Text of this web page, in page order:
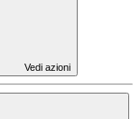
Vedi azioni